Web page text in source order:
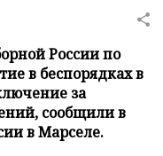
России по
в беспорядках в
за
сообщили в
в Марселе.